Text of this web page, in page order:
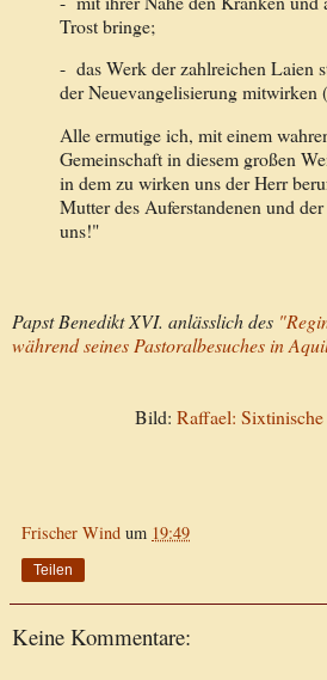
Trost bringe;
- das Werk der zahlreichen Laien
der Neuevangelisierung mitwirken
Alle ermutige ich, mit einem
Gemeinschaft in diesem großen
in dem zu wirken uns der Herr
Mutter des Auferstandenen und
uns!"
Papst Benedikt XVI. anlässlich des
während seines Pastoralbesuches in
Bild: Raffael:
Frischer Wind um 19:49
Teilen
Keine Kommentare: